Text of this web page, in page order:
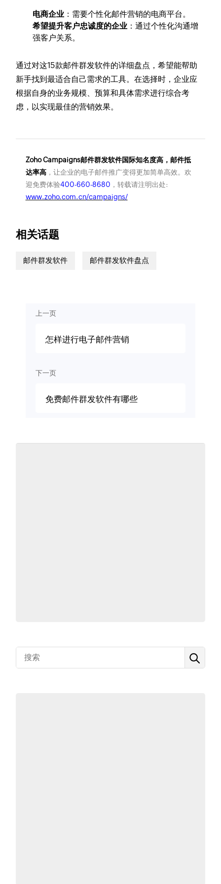
电商企业 ：需要个性化邮件营销的电商平台。
希望提升客户忠诚度的企业 ：通过个性化沟通增
强客户关系。
通过对这15款邮件群发软件的详细盘点，希望能帮助
新手找到最适合自己需求的工具。在选择时，企业应
根据自身的业务规模、预算和具体需求进行综合考
虑，以实现最佳的营销效果。
Zoho Campaigns邮件群发软件国际知名度高，邮件抵
达率高，让企业的电子邮件推广变得更加简单高效。欢
迎免费体验400-660-8680 ，转载请注明出处:
www.zoho.com.cn/campaigns/
相关话题
邮件群发软件 邮件群发软件盘点
上一页
怎样进行电子邮件营销
下一页
免费邮件群发软件有哪些